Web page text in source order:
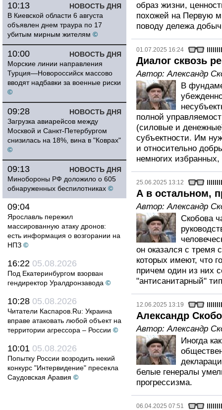
НОВОСТЬ ДНЯ
10:13
В Киевской области 6 августа
объявлен днем траура по 17
убитым мирным жителям ©
НОВОСТЬ ДНЯ
10:00
Морские линии направления
Турция—Новороссийск массово
вводят надбавки за военные риски
©
НОВОСТЬ ДНЯ
09:28
Загрузка авиарейсов между
Москвой и Санкт-Петербургом
снизилась на 18%, вина в "Коврах"
©
НОВОСТЬ ДНЯ
09:13
Минобороны РФ доложило о 605
обнаруженных беспилотниках ©
09:04
Ярославль пережил
массированную атаку дронов:
есть информация о возгорании на
НПЗ ©
16:22 05.08.2026
Под Екатеринбургом взорван
гендиректор Уралдронзавода ©
10:28 05.08.2026
Читатели Каспаров.Ru: Украина
вправе атаковать любой объект на
территории агрессора – России ©
10:01 05.08.2026
Попытку России возродить некий
конкурс "Интервидение" пресекла
Саудовская Аравия ©
образ жизни,
похожей на Первую
поводу дележа
01.07.2025 16:24
Диалог сквозь
Автор:Александр
В
полной
(силовые и
субъектности. Им
и относительно
немногих избранных,
25.06.2025 13:12
А в остальном,
Автор:Александр
Скобова
он оказался с тремя
которых имеют, что
причем один из них
"антисанитарный"
12.06.2025 13:19
Александр
Автор:Александр
Иногда
белые генералы
прогрессизма.
06.04.2025 07:51